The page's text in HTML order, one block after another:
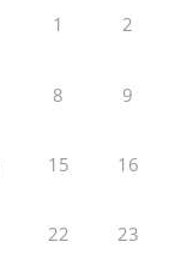
1 2
8 9
15 16
22 23